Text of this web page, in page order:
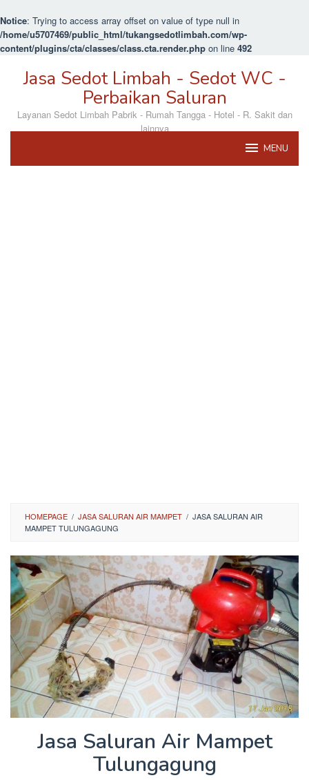
Notice: Trying to access array offset on value of type null in
/home/u5707469/public_html/tukangsedotlimbah.com/wp-
content/plugins/cta/classes/class.cta.render.php on line 492
Jasa Sedot Limbah - Sedot WC -
Perbaikan Saluran
Layanan Sedot Limbah Pabrik - Rumah Tangga - Hotel - R. Sakit dan
lainnya
MENU
HOMEPAGE / JASA SALURAN AIR MAMPET / JASA SALURAN AIR
MAMPET TULUNGAGUNG
Jasa Saluran Air Mampet
Tulungagung